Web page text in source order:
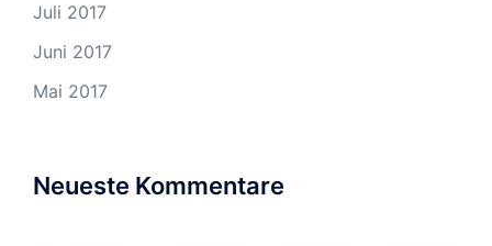
Juli 2017
Juni 2017
Mai 2017
Neueste Kommentare